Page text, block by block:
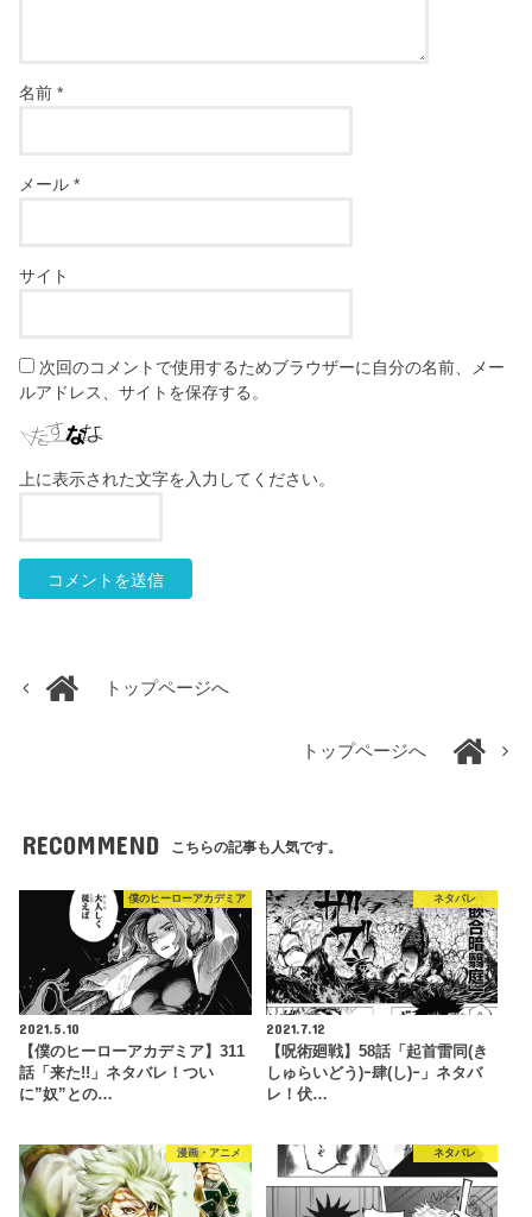
名前*
メール*
サイト
次回のコメントで使用するためブラウザーに自分の名前、メー
ルアドレス、サイトを保存する。
上に表示された文字を入力してください。
トップページへ
トップページへ
RECOMMEND こちらの記事も人気です。
僕のヒーローアカデミア
2021.5.10
【僕のヒーローアカデミア】311
話「来た!!」ネタバレ！つい
に”奴”との…
ネタバレ
2021.7.12
【呪術廻戦】58話「起首雷同(き
しゅらいどう)ｰ肆(し)ｰ」ネタバ
レ！伏…
漫画・アニメ ネタバレ